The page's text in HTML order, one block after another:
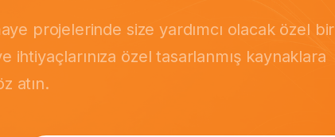
projelerinde size yardımcı olacak özel bir
ihtiyaçlarınıza özel tasarlanmış kaynaklara
atın.